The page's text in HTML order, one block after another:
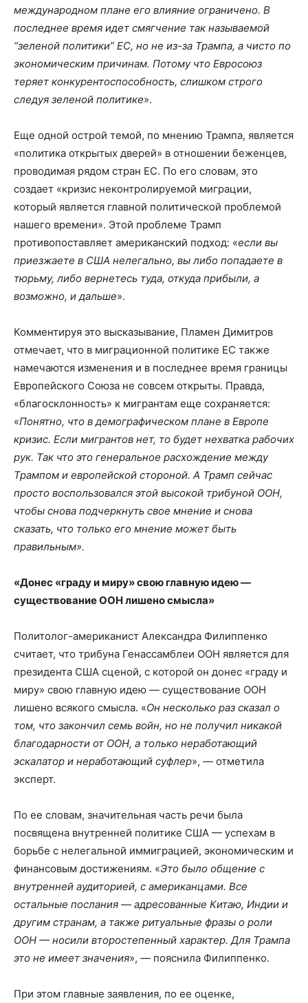
международном плане его влияние ограничено. В
последнее время идет смягчение так называемой
“зеленой политики” ЕС, но не из-за Трампа, а чисто по
экономическим причинам. Потому что Евросоюз
теряет конкурентоспособность, слишком строго
следуя зеленой политике».
Еще одной острой темой, по мнению Трампа, является
«политика открытых дверей» в отношении беженцев,
проводимая рядом стран ЕС. По его словам, это
создает «кризис неконтролируемой миграции,
который является главной политической проблемой
нашего времени». Этой проблеме Трамп
противопоставляет американский подход: «если вы
приезжаете в США нелегально, вы либо попадаете в
тюрьму, либо вернетесь туда, откуда прибыли, а
возможно, и дальше».
Комментируя это высказывание, Пламен Димитров
отмечает, что в миграционной политике ЕС также
намечаются изменения и в последнее время границы
Европейского Союза не совсем открыты. Правда,
«благосклонность» к мигрантам еще сохраняется:
«Понятно, что в демографическом плане в Европе
кризис. Если мигрантов нет, то будет нехватка рабочих
рук. Так что это генеральное расхождение между
Трампом и европейской стороной. А Трамп сейчас
просто воспользовался этой высокой трибуной ООН,
чтобы снова подчеркнуть свое мнение и снова
сказать, что только его мнение может быть
правильным».
«Донес «граду и миру» свою главную идею —
существование ООН лишено смысла»
Политолог-американист Александра Филиппенко
считает, что трибуна Генассамблеи ООН является для
президента США сценой, с которой он донес «граду и
миру» свою главную идею — существование ООН
лишено всякого смысла. «Он несколько раз сказал о
том, что закончил семь войн, но не получил никакой
благодарности от ООН, а только неработающий
эскалатор и неработающий суфлер», — отметила
эксперт.
По ее словам, значительная часть речи была
посвящена внутренней политике США — успехам в
борьбе с нелегальной иммиграцией, экономическим и
финансовым достижениям. «Это было общение с
внутренней аудиторией, с американцами. Все
остальные послания — адресованные Китаю, Индии и
другим странам, а также ритуальные фразы о роли
ООН — носили второстепенный характер. Для Трампа
это не имеет значения», — пояснила Филиппенко.
При этом главные заявления, по ее оценке,